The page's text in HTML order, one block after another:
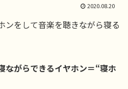
2020.08.20
ンをして音楽を聴きながら寝る
ながらできるイヤホン＝“寝ホ